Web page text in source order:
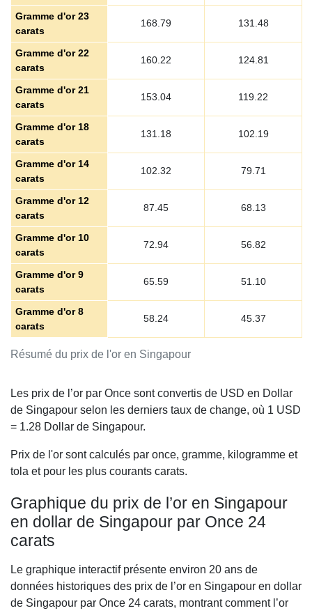
Résumé du prix de l'or en Singapour
Gramme d'or 23
carats
168.79 131.48
Gramme d'or 22
carats
160.22 124.81
Gramme d'or 21
carats
153.04 119.22
Gramme d'or 18
carats
131.18 102.19
Gramme d'or 14
carats
102.32 79.71
Gramme d'or 12
carats
87.45 68.13
Gramme d'or 10
carats
72.94 56.82
Gramme d'or 9
carats
65.59 51.10
Gramme d'or 8
carats
58.24 45.37
Les prix de l’or par Once sont convertis de USD en Dollar
de Singapour selon les derniers taux de change, où 1 USD
= 1.28 Dollar de Singapour.
Prix de l'or sont calculés par once, gramme, kilogramme et
tola et pour les plus courants carats.
Graphique du prix de l’or en Singapour
en dollar de Singapour par Once 24
carats
Le graphique interactif présente environ 20 ans de
données historiques des prix de l’or en Singapour en dollar
de Singapour par Once 24 carats, montrant comment l’or